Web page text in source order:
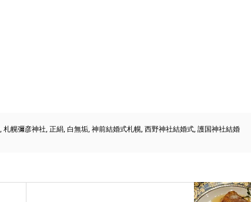
,札幌彌彦神社,正絹,白無垢,神前結婚式札幌,西野神社結婚式,護国神社結婚